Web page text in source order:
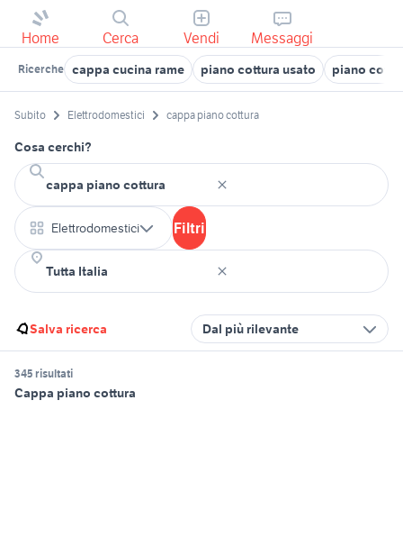
Home Cerca Vendi Messaggi
Ricerche cappa cucina rame piano cottura usato piano
Subito Elettrodomestici cappa piano cottura
Cosa cerchi?
Elettrodomestici Filtri
Salva ricerca Dal più rilevante
345 risultati
Cappa piano cottura